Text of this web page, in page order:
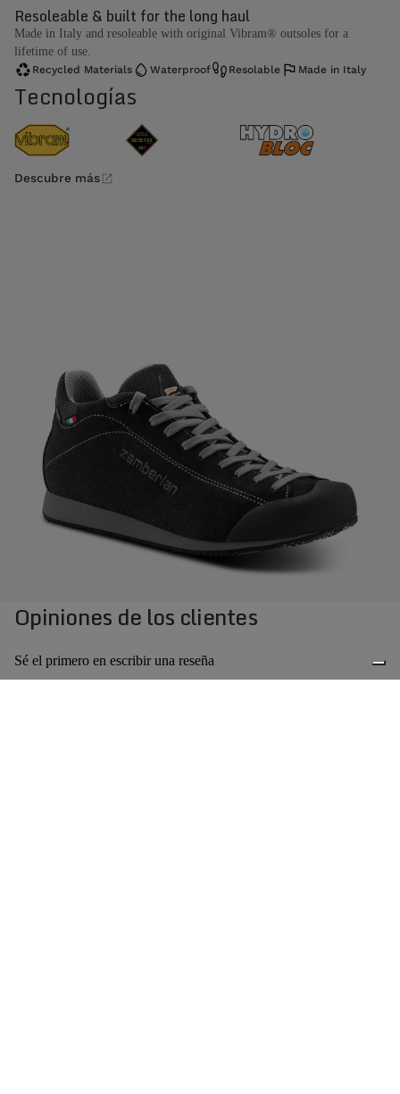
Resoleable & built for the long haul
Made in Italy and resoleable with original Vibram® outsoles for a
lifetime of use.
Recycled Materials Waterproof Resolable Made in Italy
Tecnologías
Descubre más
Opiniones de los clientes
Sé el primero en escribir una reseña